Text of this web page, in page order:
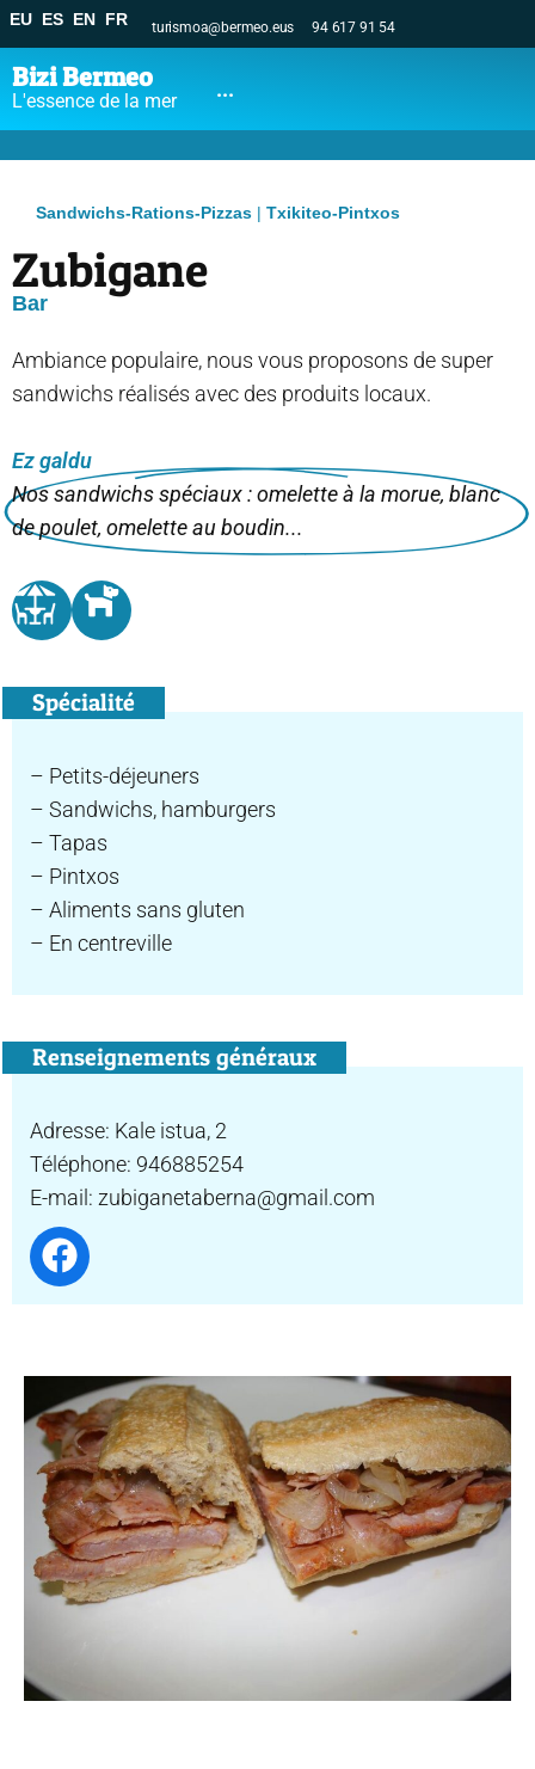
EU ES EN FR turismoa@bermeo.eus 94 617 91 54
Bizi Bermeo
L'essence de la mer ...
Sandwichs-Rations-Pizzas | Txikiteo-Pintxos
Zubigane
Bar
Ambiance populaire, nous vous proposons de super
sandwichs réalisés avec des produits locaux.
Ez galdu
Nos sandwichs spéciaux : omelette à la morue, blanc
de poulet, omelette au boudin...
Spécialité
– Petits-déjeuners
– Sandwichs, hamburgers
– Tapas
– Pintxos
– Aliments sans gluten
– En centreville
Renseignements généraux
Adresse: Kale istua, 2
Téléphone: 946885254
E-mail: zubiganetaberna@gmail.com